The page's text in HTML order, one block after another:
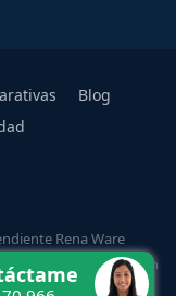
Blog
Rena Ware
Rena Ware. No es un
Rena Ware es